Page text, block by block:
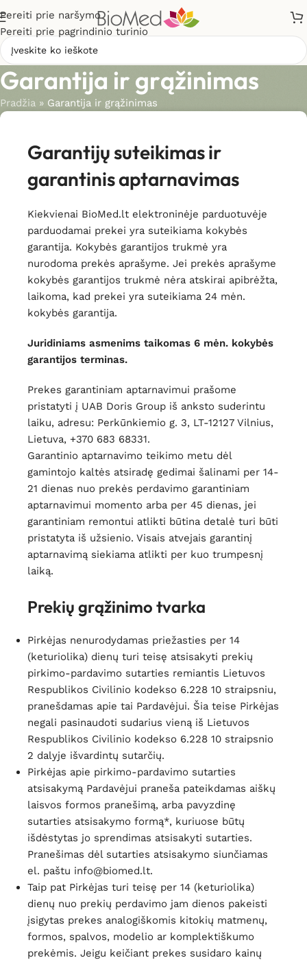
Pereiti prie naršymo
Pereiti prie pagrindinio turinio
Garantija ir grąžinimas
Pradžia » Garantija ir grąžinimas
Garantijų suteikimas ir
garantinis aptarnavimas
Kiekvienai BioMed.lt elektroninėje parduotuvėje
parduodamai prekei yra suteikiama kokybės
garantija. Kokybės garantijos trukmė yra
nurodoma prekės aprašyme. Jei prekės aprašyme
kokybės garantijos trukmė nėra atskirai apibrėžta,
laikoma, kad prekei yra suteikiama 24 mėn.
kokybės garantija.
Juridiniams asmenims taikomas 6 mėn. kokybės
garantijos terminas.
Prekes garantiniam aptarnavimui prašome
pristatyti į UAB Doris Group iš anksto suderintu
laiku, adresu: Perkūnkiemio g. 3, LT-12127 Vilnius,
Lietuva, +370 683 68331.
Garantinio aptarnavimo teikimo metu dėl
gamintojo kaltės atsiradę gedimai šalinami per 14-
21 dienas nuo prekės perdavimo garantiniam
aptarnavimui momento arba per 45 dienas, jei
garantiniam remontui atlikti būtina detalė turi būti
pristatyta iš užsienio. Visais atvejais garantinį
aptarnavimą siekiama atlikti per kuo trumpesnį
laiką.
Prekių grąžinimo tvarka
Pirkėjas nenurodydamas priežasties per 14
(keturiolika) dienų turi teisę atsisakyti prekių
pirkimo-pardavimo sutarties remiantis Lietuvos
Respublikos Civilinio kodekso 6.228 10 straipsniu,
pranešdamas apie tai Pardavėjui. Šia teise Pirkėjas
negali pasinaudoti sudarius vieną iš Lietuvos
Respublikos Civilinio kodekso 6.228 10 straipsnio
2 dalyje išvardintų sutarčių.
Pirkėjas apie pirkimo-pardavimo sutarties
atsisakymą Pardavėjui praneša pateikdamas aiškų
laisvos formos pranešimą, arba pavyzdinę
sutarties atsisakymo formą*, kuriuose būtų
išdėstytas jo sprendimas atsisakyti sutarties.
Pranešimas dėl sutarties atsisakymo siunčiamas
el. paštu info@biomed.lt.
Taip pat Pirkėjas turi teisę per 14 (keturiolika)
dienų nuo prekių perdavimo jam dienos pakeisti
įsigytas prekes analogiškomis kitokių matmenų,
formos, spalvos, modelio ar komplektiškumo
prekėmis. Jeigu keičiant prekes susidaro kainų